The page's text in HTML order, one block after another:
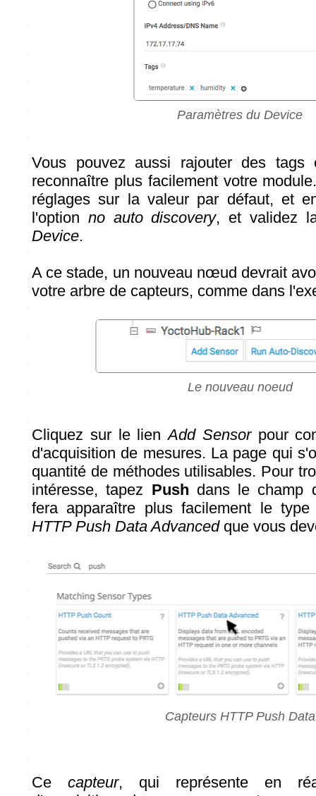
Paramètres du Device
Vous pouvez aussi rajouter des
reconnaître plus facilement votre
réglages sur la valeur par défaut, et
l'option no auto discovery, et validez
Device.
A ce stade, un nouveau nœud devrait
votre arbre de capteurs, comme dans
Le nouveau noeud
Cliquez sur le lienAdd Sensorpour
d'acquisition de mesures. La page qui
quantité de méthodes utilisables. Pour
intéresse, tapez Push dans le champ
fera apparaître plus facilement le
HTTP Push Data Advancedque vous
Capteurs HTTP Push Data
Ce capteur, qui représente en